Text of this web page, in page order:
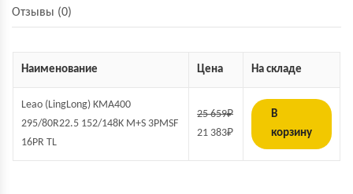
Отзывы (0)
Наименование Цена На складе
Leao (LingLong) KMA400
295/80R22.5 152/148K M+S 3PMSF
16PR TL
25 659₽
21 383₽
В
корзину